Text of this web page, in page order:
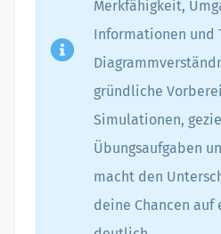
Merkfähigkeit,
Informationen und
gründliche
Simulationen,
Übungsaufgaben
macht den
deine Chancen